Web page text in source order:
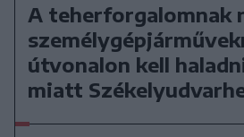
A teherforgalomnak
útvonalon kell
miatt